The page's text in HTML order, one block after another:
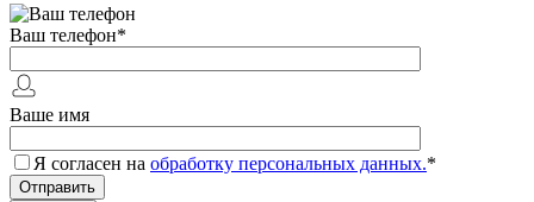
Ваш телефон*
Ваше имя
Я согласен на обработку персональных данных.*